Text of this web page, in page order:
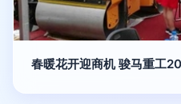
春暖花开迎商机 骏马重工